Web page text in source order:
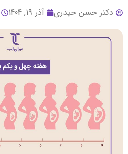
دکتر حسن حیدری آذر 19, 1404